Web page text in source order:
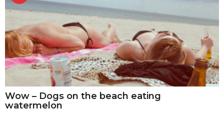
Wow – Dogs on the beach eating
watermelon